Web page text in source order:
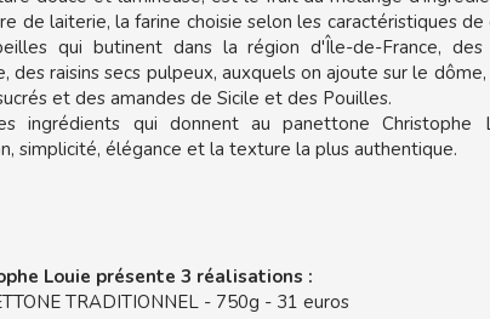
de laiterie, la farine choisie selon les caractéristiques
qui butinent dans la région d'Île-de-France,
des raisins secs pulpeux, auxquels on ajoute sur le
et des amandes de Sicile et des Pouilles.
ingrédients qui donnent au panettone Christophe
simplicité, élégance et la texture la plus authentique.
Louie présente 3 réalisations :
TRADITIONNEL - 750g - 31 euros